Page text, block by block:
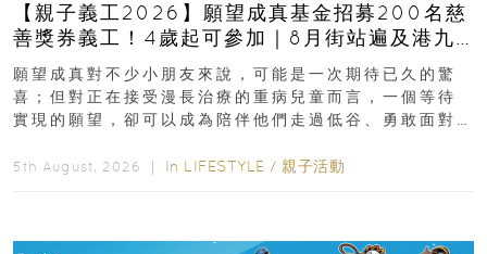
【親子義工2026】願望成真基金招募200名慈
善獎券義工！4歲起可參加｜8月街站遍及港九
新界
願望成真對不少小朋友來說，可能是一次期待已久的驚
喜；但對正在接受漫長治療的重病兒童而言，一個等待
實現的願望，卻可以成為陪伴他們走過低谷、勇敢面對
5th August, 2026 ｜ In LIFESTYLE / 親子活動